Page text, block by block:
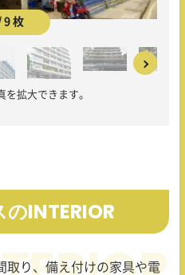
9 枚
を拡大できます。
INTERIOR
取り、備え付けの家具や電